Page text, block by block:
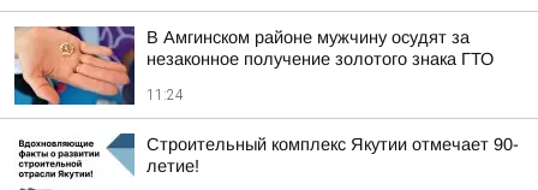
В Амгинском районе мужчину осудят за
незаконное получение золотого знака ГТО
11:24
Строительный комплекс Якутии отмечает 90-
летие!